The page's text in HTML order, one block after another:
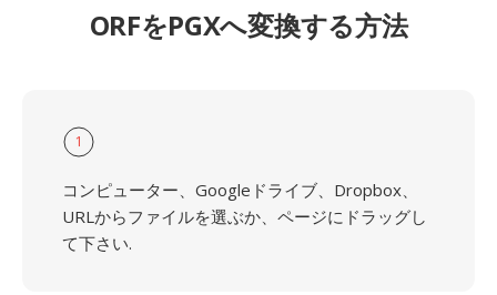
ORFをPGXへ変換する方法
1
コンピューター、Googleドライブ、Dropbox、
URLからファイルを選ぶか、ページにドラッグし
て下さい.